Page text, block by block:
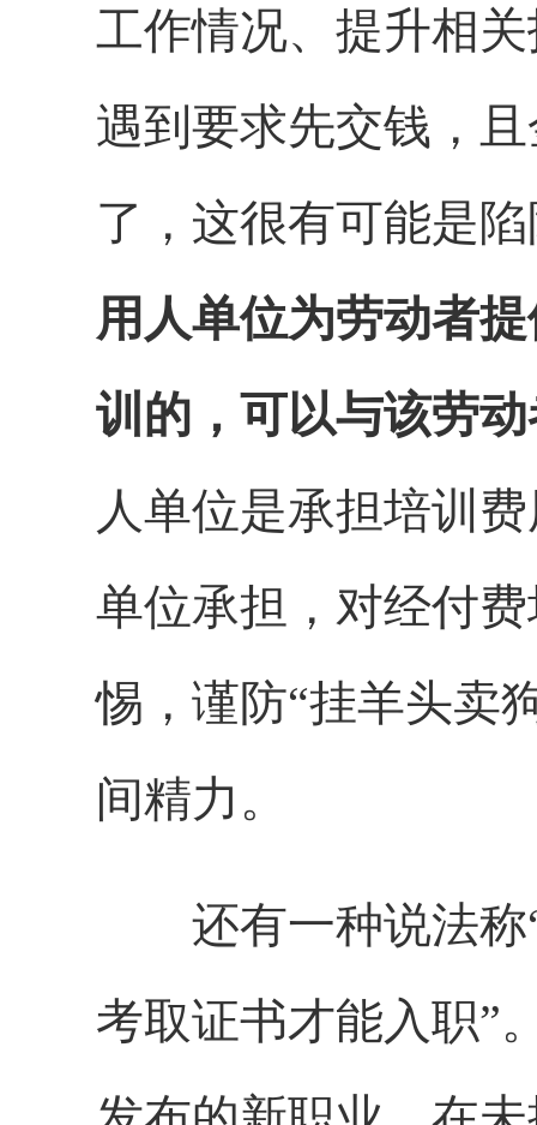
工作情况、提升相
遇到要求先交钱，
了，这很有可能是
用人单位为劳动者
训的，可以与该劳
人单位是承担培训
单位承担，对经付
惕，谨防“挂羊头卖
间精力。
还有一种说法称“
考取证书才能入职”